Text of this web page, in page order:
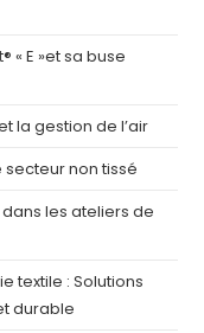
« E »et sa buse
la gestion de l’air
secteur non tissé
les ateliers de
textile : Solutions
durable